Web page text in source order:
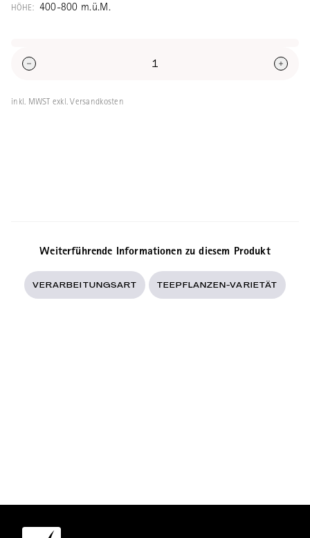
Jinguanyin.
HÖHE: 400-800 m.ü.M.
inkl. MWST exkl. Versandkosten
Weiterführende Informationen zu diesem Produkt
VERARBEITUNGSART TEEPFLANZEN-VARIETÄT